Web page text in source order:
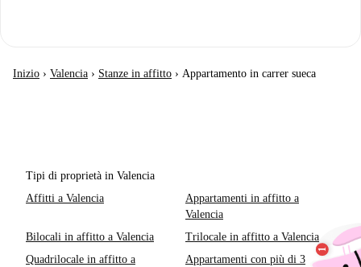
Inizio › Valencia › Stanze in affitto › Appartamento in carrer sueca
Tipi di proprietà in Valencia
Affitti a Valencia
Appartamenti in affitto a
Valencia
Bilocali in affitto a Valencia
Trilocale in affitto a Valencia
Quadrilocale in affitto a
Appartamenti con più di 3